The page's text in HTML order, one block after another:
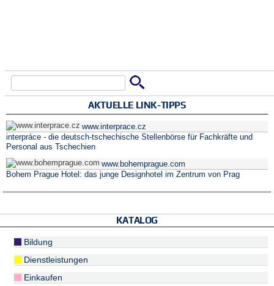
Suchformular
AKTUELLE LINK-TIPPS
www.interprace.cz
interpráce - die deutsch-tschechische Stellenbörse für Fachkräfte und
Personal aus Tschechien
www.bohemprague.com
Bohem Prague Hotel: das junge Designhotel im Zentrum von Prag
KATALOG
Bildung
Dienstleistungen
Einkaufen